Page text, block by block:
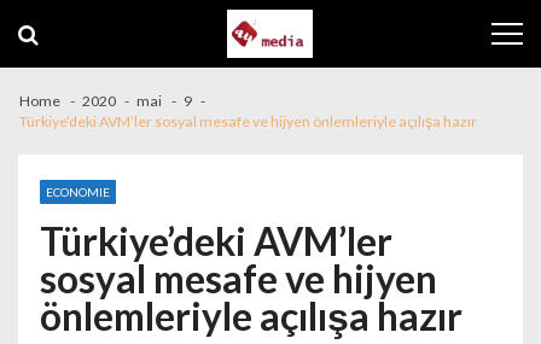
Home 2020 mai
9
Türkiye’deki AVM’ler sosyal mesafe ve hijyen önlemleriyle açılışa hazır
ECONOMIE
Türkiye’deki AVM’ler
sosyal mesafe ve hijyen
önlemleriyle açılışa hazır